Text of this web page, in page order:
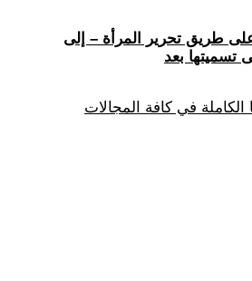
على طريق تحرير المرأة – إلى
تسميتها بعد
في كافة المجالات